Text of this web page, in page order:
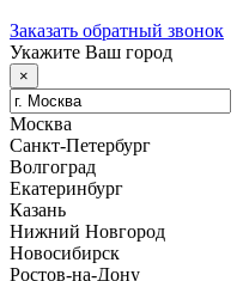
Заказать обратный звонок
Укажите Ваш город
×
Москва
Санкт-Петербург
Волгоград
Екатеринбург
Казань
Нижний Новгород
Новосибирск
Ростов-на-Дону